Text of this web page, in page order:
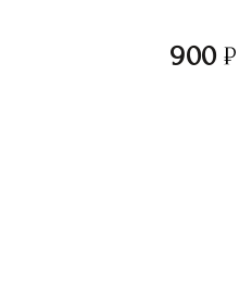
900